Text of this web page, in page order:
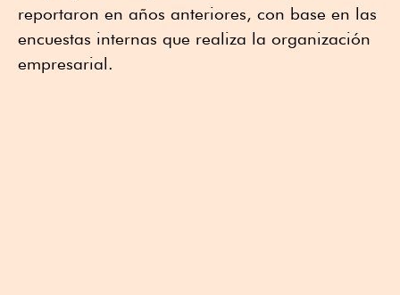
reportaron en años anteriores, con base en las
encuestas internas que realiza la organización
empresarial.